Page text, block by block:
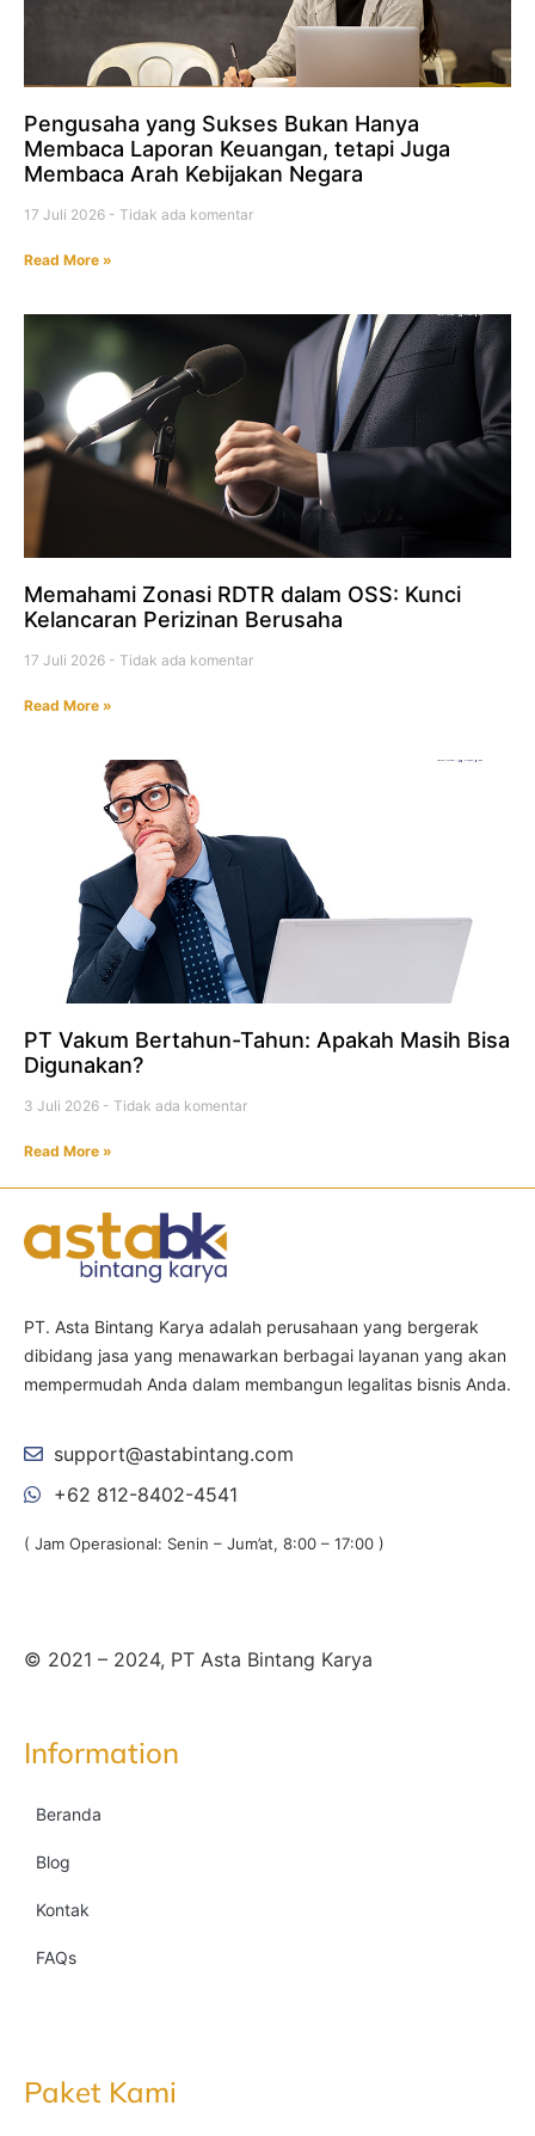
Pengusaha yang Sukses Bukan Hanya
Membaca Laporan Keuangan, tetapi Juga
Membaca Arah Kebijakan Negara
17 Juli 2026 Tidak ada komentar
Read More »
Memahami Zonasi RDTR dalam OSS: Kunci
Kelancaran Perizinan Berusaha
17 Juli 2026 Tidak ada komentar
Read More »
PT Vakum Bertahun-Tahun: Apakah Masih Bisa
Digunakan?
3 Juli 2026 Tidak ada komentar
Read More »
PT. Asta Bintang Karya adalah perusahaan yang bergerak
dibidang jasa yang menawarkan berbagai layanan yang akan
mempermudah Anda dalam membangun legalitas bisnis Anda.
support@astabintang.com
+62 812-8402-4541
( Jam Operasional: Senin – Jum’at, 8:00 – 17:00 )
© 2021 – 2024, PT Asta Bintang Karya
Information
Beranda
Blog
Kontak
FAQs
Paket Kami